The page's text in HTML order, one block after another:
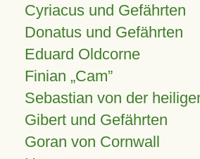
Cyriacus und Gefährten
Donatus und Gefährten
Eduard Oldcorne
Finian Cam
Sebastian von der
Gibert und Gefährten
Goran von Cornwall